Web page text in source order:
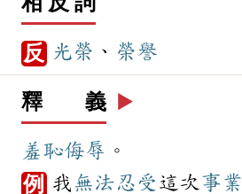
反 光榮 、 榮譽
釋 義 ▶️
羞恥侮辱 。
例 我無法忍受 這次 事業